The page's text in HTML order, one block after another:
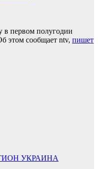
в первом полугодии
этом сообщает ntv, пишет
УКРАИНА